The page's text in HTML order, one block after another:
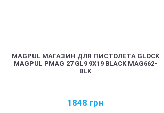
MAGPUL МАГАЗИН ДЛЯ ПИСТОЛЕТА GLOCK
MAGPUL PMAG 27 GL9 9X19 BLACK MAG662-
BLK
1848 грн